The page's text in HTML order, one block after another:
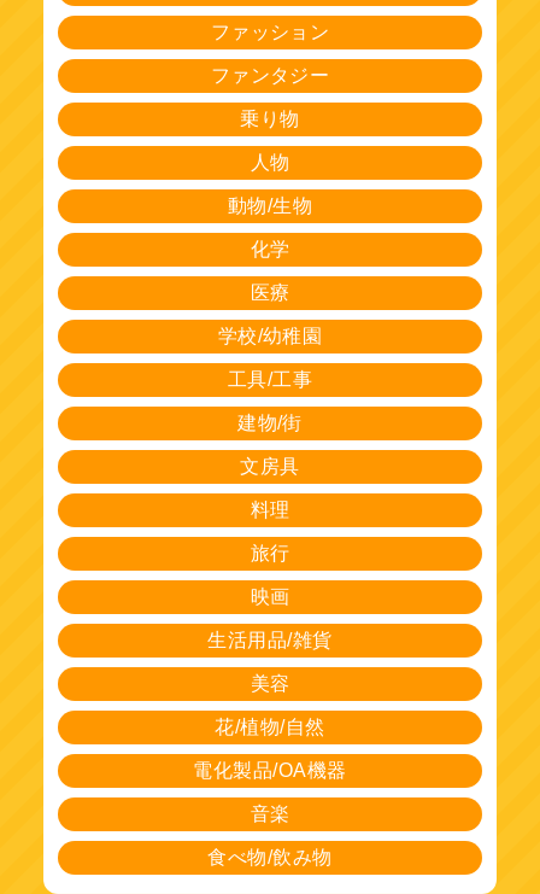
ファッション
ファンタジー
乗り物
人物
動物/生物
化学
医療
学校/幼稚園
工具/工事
建物/街
文房具
料理
旅行
映画
生活用品/雑貨
美容
花/植物/自然
電化製品/OA機器
音楽
食べ物/飲み物